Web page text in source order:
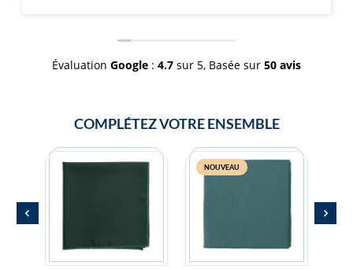
Évaluation Google : 4.7 sur 5, Basée sur 50 avis
COMPLÉTEZ VOTRE ENSEMBLE
NOUVEAU